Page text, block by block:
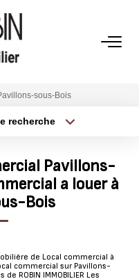
sous-Bois
recherche
min
Pavillons-
a louer à
Bois
de Local commercial à
commercial sur Pavillons-
ROBIN IMMOBILIER Les